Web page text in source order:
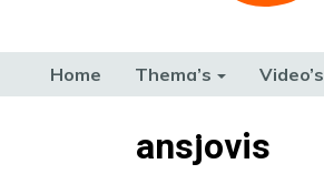
Home Thema’s Video’s
TERUG NAAR TOENansjovis